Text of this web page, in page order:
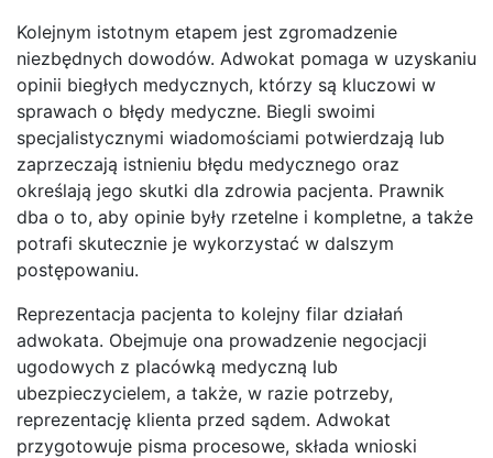
Kolejnym istotnym etapem jest zgromadzenie
niezbędnych dowodów. Adwokat pomaga w uzyskaniu
opinii biegłych medycznych, którzy są kluczowi w
sprawach o błędy medyczne. Biegli swoimi
specjalistycznymi wiadomościami potwierdzają lub
zaprzeczają istnieniu błędu medycznego oraz
określają jego skutki dla zdrowia pacjenta. Prawnik
dba o to, aby opinie były rzetelne i kompletne, a także
potrafi skutecznie je wykorzystać w dalszym
postępowaniu.
Reprezentacja pacjenta to kolejny filar działań
adwokata. Obejmuje ona prowadzenie negocjacji
ugodowych z placówką medyczną lub
ubezpieczycielem, a także, w razie potrzeby,
reprezentację klienta przed sądem. Adwokat
przygotowuje pisma procesowe, składa wnioski